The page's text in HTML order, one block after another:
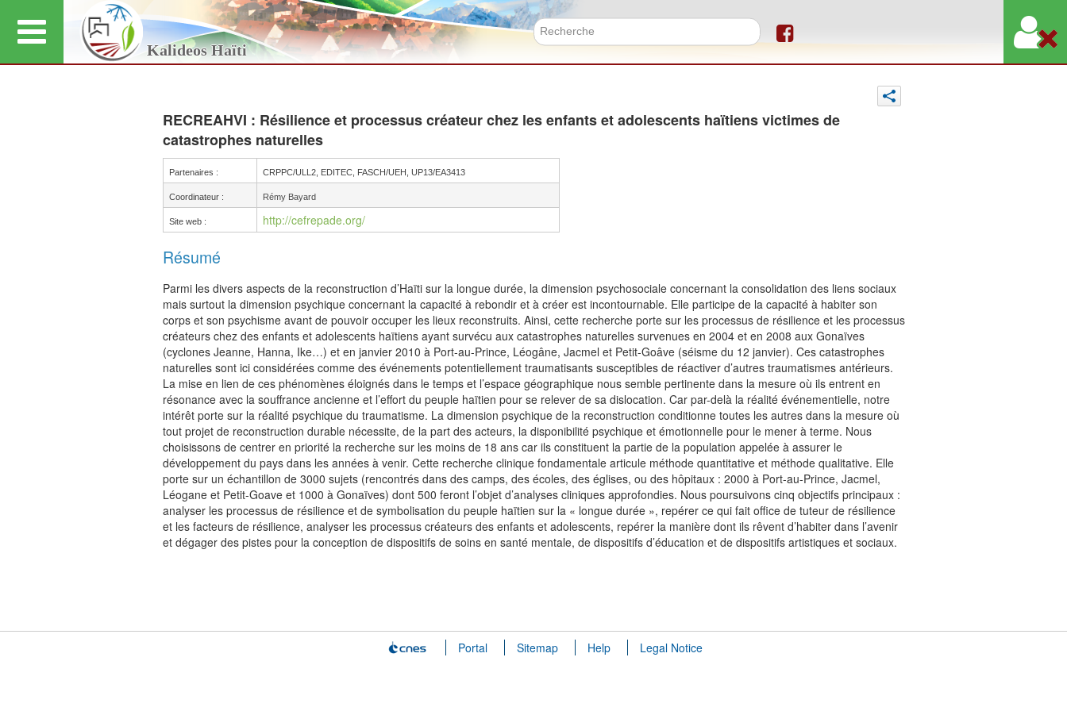
Skip
to
Kalideos Haïti
Search form
RECREAHVI : Résilience et processus créateur chez les enfants et adolescents haïtiens victimes de
catastrophes naturelles
Partenaires : CRPPC/ULL2, EDITEC, FASCH/UEH, UP13/EA3413
Coordinateur : Rémy Bayard
Site web : http://cefrepade.org/
Résumé
Parmi les divers aspects de la reconstruction d’Haïti sur la longue durée, la dimension psychosociale concernant la consolidation des liens sociaux
mais surtout la dimension psychique concernant la capacité à rebondir et à créer est incontournable. Elle participe de la capacité à habiter son
corps et son psychisme avant de pouvoir occuper les lieux reconstruits. Ainsi, cette recherche porte sur les processus de résilience et les processus
créateurs chez des enfants et adolescents haïtiens ayant survécu aux catastrophes naturelles survenues en 2004 et en 2008 aux Gonaïves
(cyclones Jeanne, Hanna, Ike…) et en janvier 2010 à Port-au-Prince, Léogâne, Jacmel et Petit-Goâve (séisme du 12 janvier). Ces catastrophes
naturelles sont ici considérées comme des événements potentiellement traumatisants susceptibles de réactiver d’autres traumatismes antérieurs.
La mise en lien de ces phénomènes éloignés dans le temps et l’espace géographique nous semble pertinente dans la mesure où ils entrent en
résonance avec la souffrance ancienne et l’effort du peuple haïtien pour se relever de sa dislocation. Car par-delà la réalité événementielle, notre
intérêt porte sur la réalité psychique du traumatisme. La dimension psychique de la reconstruction conditionne toutes les autres dans la mesure où
tout projet de reconstruction durable nécessite, de la part des acteurs, la disponibilité psychique et émotionnelle pour le mener à terme. Nous
choisissons de centrer en priorité la recherche sur les moins de 18 ans car ils constituent la partie de la population appelée à assurer le
développement du pays dans les années à venir. Cette recherche clinique fondamentale articule méthode quantitative et méthode qualitative. Elle
porte sur un échantillon de 3000 sujets (rencontrés dans des camps, des écoles, des églises, ou des hôpitaux : 2000 à Port-au-Prince, Jacmel,
Léogane et Petit-Goave et 1000 à Gonaïves) dont 500 feront l’objet d’analyses cliniques approfondies. Nous poursuivons cinq objectifs principaux :
analyser les processus de résilience et de symbolisation du peuple haïtien sur la « longue durée », repérer ce qui fait office de tuteur de résilience
et les facteurs de résilience, analyser les processus créateurs des enfants et adolescents, repérer la manière dont ils rêvent d’habiter dans l’avenir
et dégager des pistes pour la conception de dispositifs de soins en santé mentale, de dispositifs d’éducation et de dispositifs artistiques et sociaux.
Portal Sitemap Help Legal Notice